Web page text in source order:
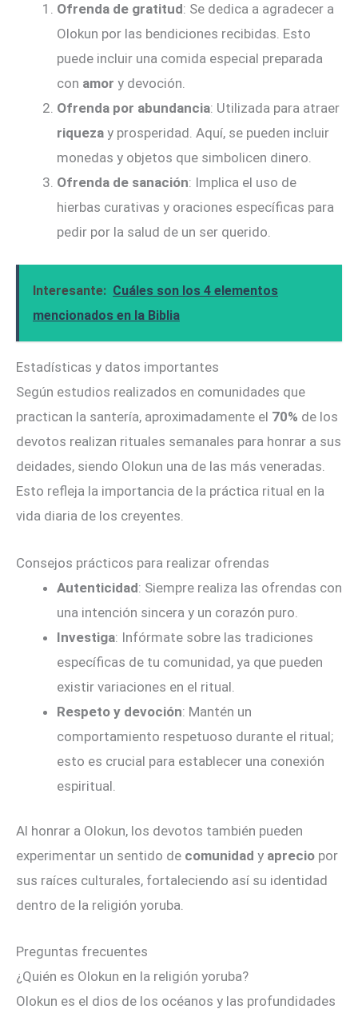
Ofrenda de gratitud: Se dedica a agradecer a
Olokun por las bendiciones recibidas. Esto
puede incluir una comida especial preparada
con amor y devoción.
Ofrenda por abundancia: Utilizada para atraer
riqueza y prosperidad. Aquí, se pueden incluir
monedas y objetos que simbolicen dinero.
Ofrenda de sanación: Implica el uso de
hierbas curativas y oraciones específicas para
pedir por la salud de un ser querido.
Interesante: Cuáles son los 4 elementos
mencionados en la Biblia
Estadísticas y datos importantes
Según estudios realizados en comunidades que
practican la santería, aproximadamente el 70% de los
devotos realizan rituales semanales para honrar a sus
deidades, siendo Olokun una de las más veneradas.
Esto refleja la importancia de la práctica ritual en la
vida diaria de los creyentes.
Consejos prácticos para realizar ofrendas
Autenticidad: Siempre realiza las ofrendas con
una intención sincera y un corazón puro.
Investiga: Infórmate sobre las tradiciones
específicas de tu comunidad, ya que pueden
existir variaciones en el ritual.
Respeto y devoción: Mantén un
comportamiento respetuoso durante el ritual;
esto es crucial para establecer una conexión
espiritual.
Al honrar a Olokun, los devotos también pueden
experimentar un sentido de comunidad y aprecio por
sus raíces culturales, fortaleciendo así su identidad
dentro de la religión yoruba.
Preguntas frecuentes
¿Quién es Olokun en la religión yoruba?
Olokun es el dios de los océanos y las profundidades